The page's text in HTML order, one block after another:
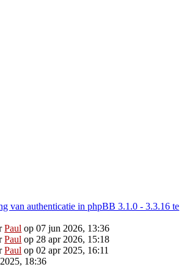
van authenticatie in phpBB 3.1.0 - 3.3.16 te
Paul op 07 jun 2026, 13:36
Paul op 28 apr 2026, 15:18
Paul op 02 apr 2025, 16:11
18:36